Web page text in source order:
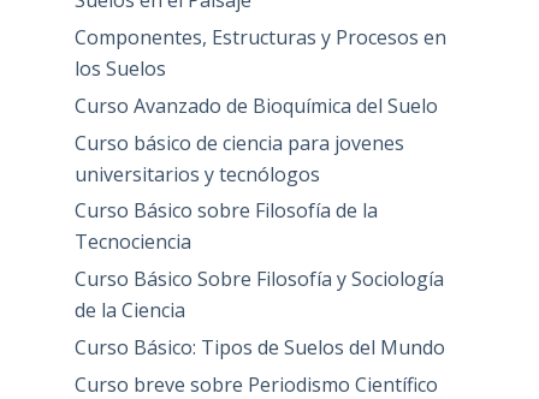
Componentes, Estructuras y Procesos en
los Suelos
Curso Avanzado de Bioquímica del Suelo
Curso básico de ciencia para jovenes
universitarios y tecnólogos
Curso Básico sobre Filosofía de la
Tecnociencia
Curso Básico Sobre Filosofía y Sociología
de la Ciencia
Curso Básico: Tipos de Suelos del Mundo
Curso breve sobre Periodismo Científico